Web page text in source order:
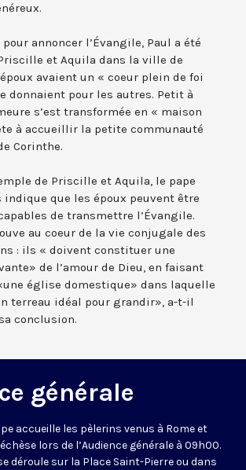
annoncer l’Évangile, Paul a été
et Aquila dans la ville de
avaient un « coeur plein de foi
donnaient pour les autres. Petit à
s’est transformée en « maison
à accueillir la petite communauté
Corinthe.
de Priscille et Aquila, le pape
indique que les époux peuvent être
de transmettre l’Évangile.
au coeur de la vie conjugale des
: ils « doivent constituer une
de l’amour de Dieu, en faisant
église domestique» dans laquelle
terreau idéal pour grandir», a-t-il
conclusion.
générale
accueille les pèlerins venus à Rome et
lors de l’Audience générale à 09h00.
déroule sur la Place Saint-Pierre ou dans